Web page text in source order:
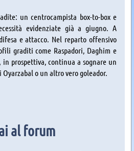
un centrocampista box-to-box e
evidenziate già a giugno. A
e attacco. Nel reparto offensivo
graditi come Raspadori, Daghim e
in prospettiva, continua a sognare un
o un altro vero goleador.
al forum